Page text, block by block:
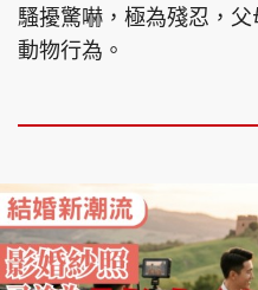
騷擾驚嚇，極為殘忍，
動物行為。